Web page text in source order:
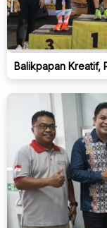
Balikpapan Kreatif,